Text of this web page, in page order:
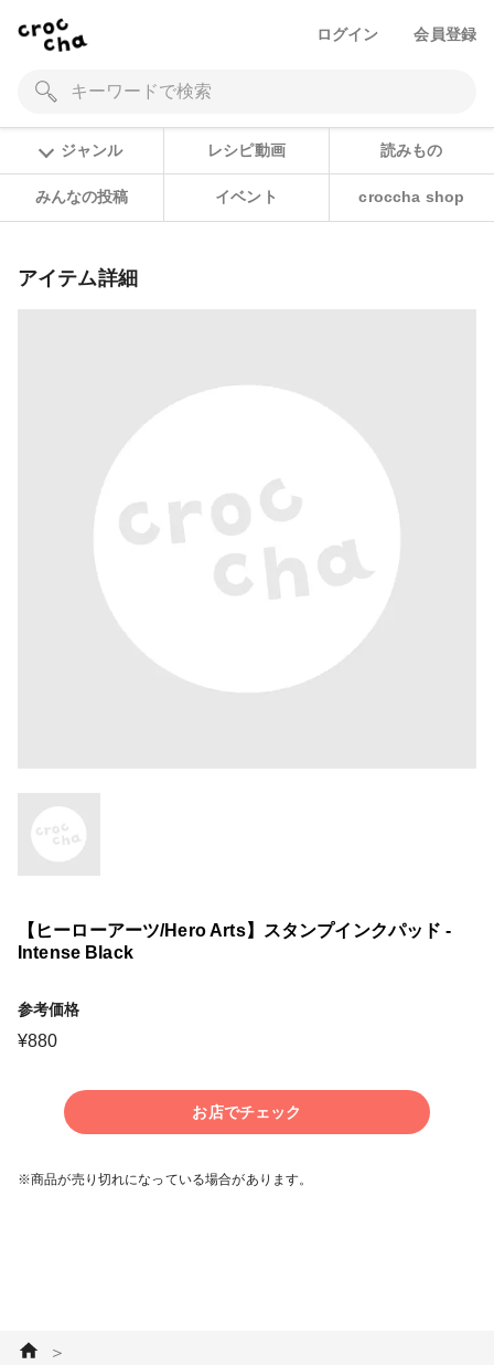
ログイン 会員登録
ジャンル レシピ動画 読みもの
みんなの投稿 イベント croccha shop
アイテム詳細
【ヒーローアーツ/Hero Arts】スタンプインクパッド -
Intense Black
参考価格
¥880
お店でチェック
※商品が売り切れになっている場合があります。
＞